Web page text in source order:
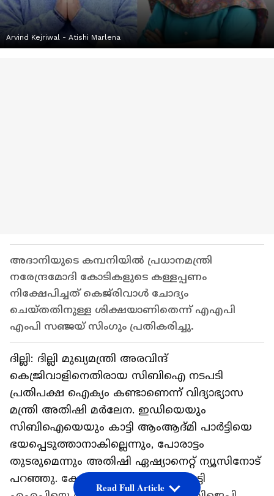
Arvind Kejriwal - Atishi Marlena
അദാനിയുടെ കമ്പനിയിൽ പ്രധാനമന്ത്രി
നരേന്ദ്രമോദി കോടികളുടെ കള്ളപ്പണം
നിക്ഷേപിച്ചത് കെജ്‍രിവാൾ ചോദ്യം
ചെയ്തതിനുള്ള ശിക്ഷയാണിതെന്ന് എഎപി
എംപി സഞ്ജയ് സിം​ഗും പ്രതികരിച്ചു.
ദില്ലി: ദില്ലി മുഖ്യമന്ത്രി അരവിന്ദ്
കെജ്രിവാളിനെതിരായ സിബിഐ നടപടി
പ്രതിപക്ഷ ഐക്യം കണ്ടാണെന്ന് വിദ്യാഭ്യാസ
മന്ത്രി അതിഷി മർലേന. ഇഡിയെയും
സിബിഐയെയും കാട്ടി ആംആദ്മി പാർട്ടിയെ
ഭയപ്പെടുത്താനാകില്ലെന്നും, പോരാട്ടം
തുടരുമെന്നും അതിഷി ഏഷ്യാനെറ്റ് ന്യൂസിനോട്
പറഞ്ഞു. കേന്ദ്ര ഏജൻസികളെ കാട്ടി
Read Full Article